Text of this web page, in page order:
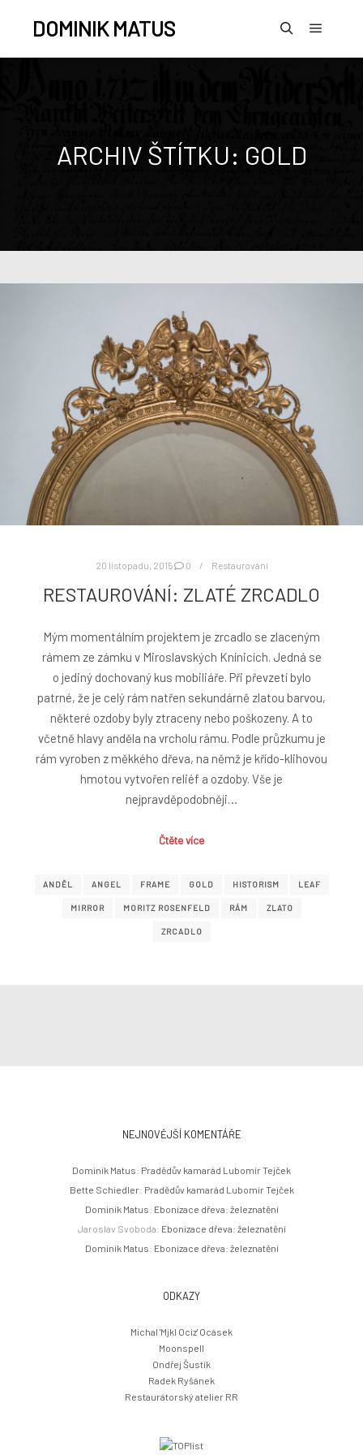
DOMINIK MATUS
ARCHIV ŠTÍTKU: GOLD
20 listopadu, 2015 0 Restaurování
RESTAUROVÁNÍ: ZLATÉ ZRCADLO
Mým momentálním projektem je zrcadlo se zlaceným
rámem ze zámku v Miroslavských Knínicích. Jedná se
o jediný dochovaný kus mobiliáře. Při převzetí bylo
patrné, že je celý rám natřen sekundárně zlatou barvou,
některé ozdoby byly ztraceny nebo poškozeny. A to
včetně hlavy anděla na vrcholu rámu. Podle průzkumu je
rám vyroben z měkkého dřeva, na němž je křído-klihovou
hmotou vytvořen reliéf a ozdoby. Vše je
nejpravděpodobněji…
Čtěte více
ANDĚL ANGEL FRAME GOLD HISTORISM LEAF
MIRROR MORITZ ROSENFELD RÁM ZLATO
ZRCADLO
NEJNOVĚJŠÍ KOMENTÁŘE
Dominik Matus: Pradědův kamarád Lubomír Tejček
Bette Schiedler: Pradědův kamarád Lubomír Tejček
Dominik Matus: Ebonizace dřeva: železnatění
Jaroslav Svoboda: Ebonizace dřeva: železnatění
Dominik Matus: Ebonizace dřeva: železnatění
ODKAZY
Michal 'Mjkl Ociz' Ocásek
Moonspell
Ondřej Šustík
Radek Ryšánek
Restaurátorský atelier RR